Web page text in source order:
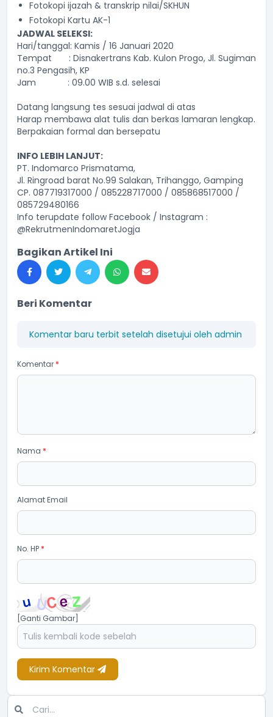
Fotokopi ijazah & transkrip nilai/SKHUN
Fotokopi Kartu AK-1
JADWAL SELEKSI:
Hari/tanggal: Kamis / 16 Januari 2020
Tempat : Disnakertrans Kab. Kulon Progo, Jl. Sugiman
no.3 Pengasih, KP
Jam : 09.00 WIB s.d. selesai
Datang langsung tes sesuai jadwal di atas
Harap membawa alat tulis dan berkas lamaran lengkap.
Berpakaian formal dan bersepatu
INFO LEBIH LANJUT:
PT. Indomarco Prismatama,
Jl. Ringroad barat No.99 Salakan, Trihanggo, Gamping
CP. 087719317000 / 085228717000 / 085868517000 /
085729480166
Info terupdate follow Facebook / Instagram :
@RekrutmenIndomaretJogja
Bagikan Artikel Ini
Beri Komentar
Komentar baru terbit setelah disetujui oleh admin
Komentar *
Nama *
Alamat Email
No. HP *
[Ganti Gambar]
Kirim Komentar